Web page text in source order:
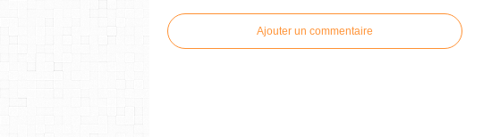
Ajouter un commentaire